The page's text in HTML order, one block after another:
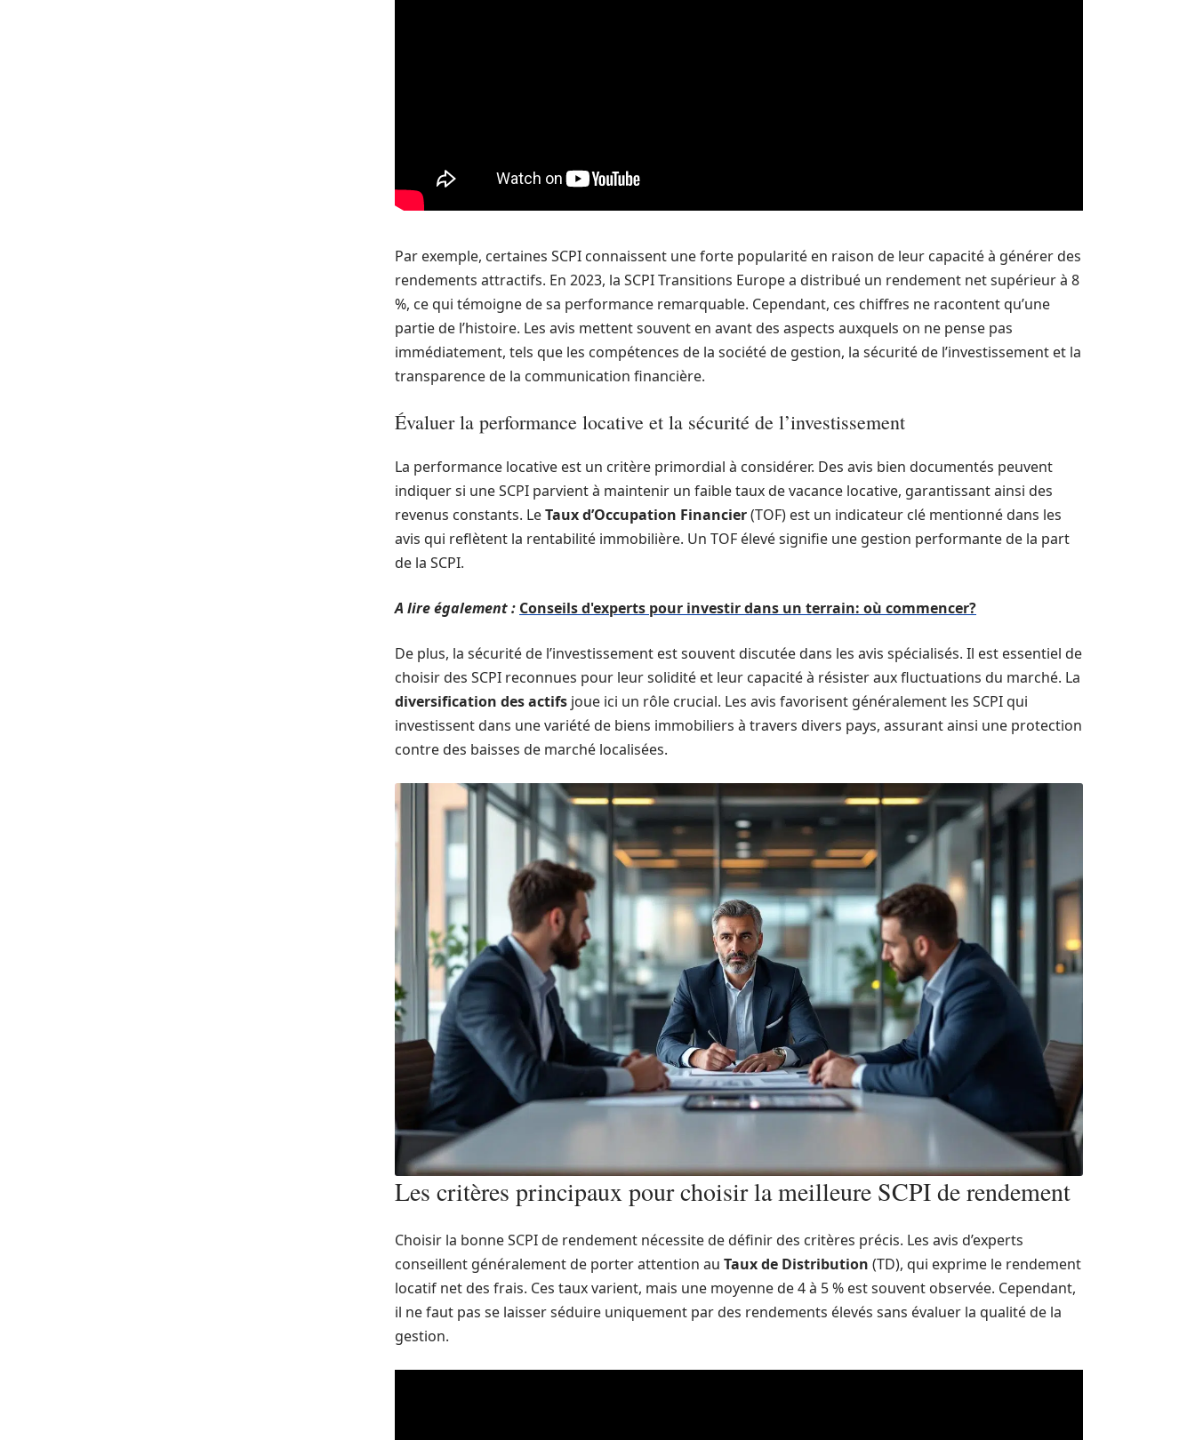
Par exemple, certaines SCPI connaissent une forte popularité en raison de leur capacité à générer des
rendements attractifs. En 2023, la SCPI Transitions Europe a distribué un rendement net supérieur à 8
%, ce qui témoigne de sa performance remarquable. Cependant, ces chiffres ne racontent qu’une
partie de l’histoire. Les avis mettent souvent en avant des aspects auxquels on ne pense pas
immédiatement, tels que les compétences de la société de gestion, la sécurité de l’investissement et la
transparence de la communication financière.
Évaluer la performance locative et la sécurité de l’investissement
La performance locative est un critère primordial à considérer. Des avis bien documentés peuvent
indiquer si une SCPI parvient à maintenir un faible taux de vacance locative, garantissant ainsi des
revenus constants. LeTaux d’Occupation Financier(TOF) est un indicateur clé mentionné dans les
avis qui reflètent la rentabilité immobilière. Un TOF élevé signifie une gestion performante de la part
de la SCPI.
A lire également : Conseils d'experts pour investir dans un terrain: où commencer?
De plus, la sécurité de l’investissement est souvent discutée dans les avis spécialisés. Il est essentiel de
choisir des SCPI reconnues pour leur solidité et leur capacité à résister aux fluctuations du marché. La
diversification des actifs joue ici un rôle crucial. Les avis favorisent généralement les SCPI qui
investissent dans une variété de biens immobiliers à travers divers pays, assurant ainsi une protection
contre des baisses de marché localisées.
Les critères principaux pour choisir la meilleure SCPI de rendement
Choisir la bonne SCPI de rendement nécessite de définir des critères précis. Les avis d’experts
conseillent généralement de porter attention au Taux de Distribution (TD), qui exprime le rendement
locatif net des frais. Ces taux varient, mais une moyenne de 4 à 5 % est souvent observée. Cependant,
il ne faut pas se laisser séduire uniquement par des rendements élevés sans évaluer la qualité de la
gestion.